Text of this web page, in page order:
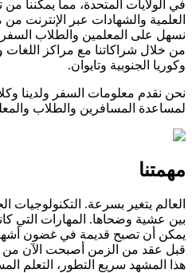
في الولايات المتحدة، مما يمكننا
العلمية والشهادات عبر الإنترنت
نسهل على المعلمين والطلاب السفر
من خلال شراكاتنا مع مراكز اللغات
وكوريا الجنوبية وتايوان.
نحن نقدم معلومات السفر ولدينا
لمساعدة المسافرين والطلاب
مهمتنا
العالم يتغير بسرعة. التكنولوجيات
بين عشية وضحاها. المهارات التي
يمكن أن تصبح قديمة في غضون
قبل عقد من الزمن أصبحت الآن من
هذا المشهد سريع التطور، التعلم